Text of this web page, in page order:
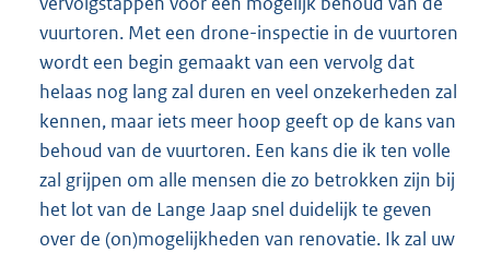
vuurtoren. Met een drone-inspectie in de vuurtoren
wordt een begin gemaakt van een vervolg dat
helaas nog lang zal duren en veel onzekerheden zal
kennen, maar iets meer hoop geeft op de kans van
behoud van de vuurtoren. Een kans die ik ten volle
zal grijpen om alle mensen die zo betrokken zijn bij
het lot van de Lange Jaap snel duidelijk te geven
over de (on)mogelijkheden van renovatie. Ik zal uw